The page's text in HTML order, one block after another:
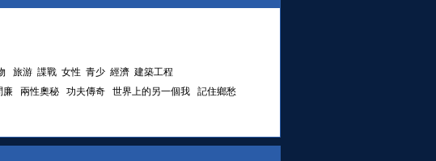
旅游 諜戰 女性 青少 經濟 建築工程
廉 兩性奧秘 功夫傳奇 世界上的另一個我
記住鄉愁